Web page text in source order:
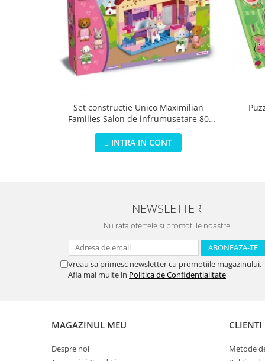
Set constructie Unico Maximilian
Families Salon de infrumusetare 80
INTRA IN CONT
NEWSLETTER
Nu rata ofertele si promotiile noastre
Vreau sa primesc newsletter cu promotiile magazinului.
Afla mai multe in Politica de Confidentialitate
MAGAZINUL MEU
Despre noi
CLIENTI
Metode